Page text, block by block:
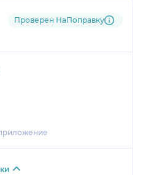
что было бы с моим
во время операции
Проверен НаПоправку